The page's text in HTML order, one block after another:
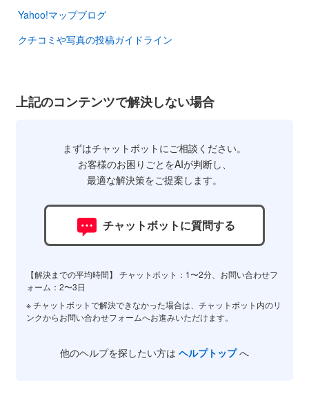
Yahoo!マップブログ
クチコミや写真の投稿ガイドライン
上記のコンテンツで解決しない場合
まずはチャットボットにご相談ください。
お客様のお困りごとをAIが判断し、
最適な解決策をご提案します。
チャットボットに質問する
【解決までの平均時間】 チャットボット：1〜2分、お問い合わせフ
ォーム：2〜3日
※ チャットボットで解決できなかった場合は、チャットボット内のリ
ンクからお問い合わせフォームへお進みいただけます。
他のヘルプを探したい方は ヘルプトップへ